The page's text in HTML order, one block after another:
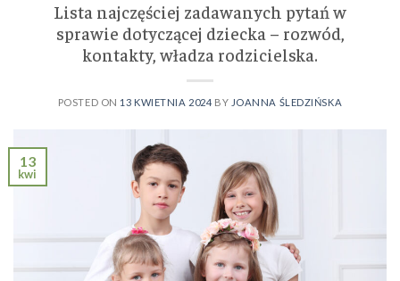
Lista najczęściej zadawanych pytań w
sprawie dotyczącej dziecka – rozwód,
kontakty, władza rodzicielska.
POSTED ON 13 KWIETNIA 2024 BY JOANNA ŚLEDZIŃSKA
13
kwi